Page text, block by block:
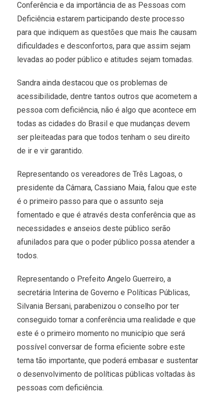
Conferência e da importância de as Pessoas com
Deficiência estarem participando deste processo
para que indiquem as questões que mais lhe causam
dificuldades e desconfortos, para que assim sejam
levadas ao poder público e atitudes sejam tomadas.
Sandra ainda destacou que os problemas de
acessibilidade, dentre tantos outros que acometem a
pessoa com deficiência, não é algo que acontece em
todas as cidades do Brasil e que mudanças devem
ser pleiteadas para que todos tenham o seu direito
de ir e vir garantido.
Representando os vereadores de Três Lagoas, o
presidente da Câmara, Cassiano Maia, falou que este
é o primeiro passo para que o assunto seja
fomentado e que é através desta conferência que as
necessidades e anseios deste público serão
afunilados para que o poder público possa atender a
todos.
Representando o Prefeito Angelo Guerreiro, a
secretária Interina de Governo e Políticas Públicas,
Silvania Bersani, parabenizou o conselho por ter
conseguido tornar a conferência uma realidade e que
este é o primeiro momento no município que será
possível conversar de forma eficiente sobre este
tema tão importante, que poderá embasar e sustentar
o desenvolvimento de políticas públicas voltadas às
pessoas com deficiência.